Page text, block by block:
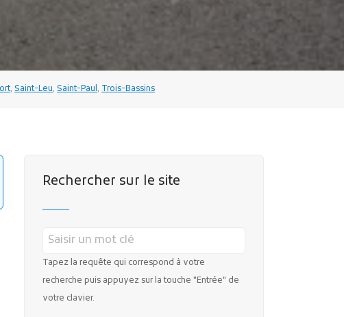
, Saint-Leu, Saint-Paul, Trois-Bassins
Rechercher sur le site
Tapez la requête qui correspond à votre
recherche puis appuyez sur la touche "Entrée" de
votre clavier.